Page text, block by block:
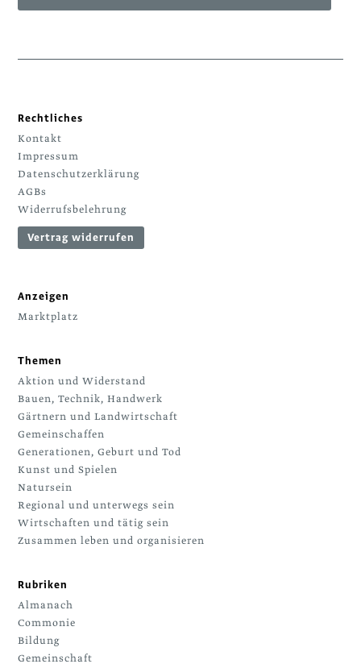
Rechtliches
Kontakt
Impressum
Datenschutzerklärung
AGBs
Widerrufsbelehrung
Vertrag widerrufen
Anzeigen
Marktplatz
Themen
Aktion und Widerstand
Bauen, Technik, Handwerk
Gärtnern und Landwirtschaft
Gemeinschaffen
Generationen, Geburt und Tod
Kunst und Spielen
Natursein
Regional und unterwegs sein
Wirtschaften und tätig sein
Zusammen leben und organisieren
Rubriken
Almanach
Commonie
Bildung
Gemeinschaft